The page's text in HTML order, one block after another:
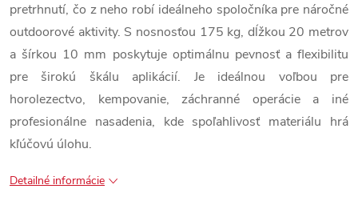
pretrhnutí, čo z neho robí ideálneho spoločníka pre náročné
outdoorové aktivity. S nosnosťou 175 kg, dĺžkou 20 metrov
a šírkou 10 mm poskytuje optimálnu pevnosť a flexibilitu
pre širokú škálu aplikácií. Je ideálnou voľbou pre
horolezectvo, kempovanie, záchranné operácie a iné
profesionálne nasadenia, kde spoľahlivosť materiálu hrá
kľúčovú úlohu.
Detailné informácie